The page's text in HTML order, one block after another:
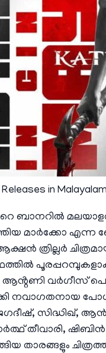
in Malayalam
ബാനറിൽ
മാർക്കോ എന്ന
ത്രില്ലർ
വർഗീസ്
നവാഗതനായ
ജഗദീഷ്,
തീവാരി,
താരങ്ങളും